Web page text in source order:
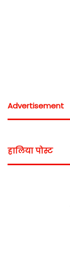
Advertisement
हालिया पोस्ट